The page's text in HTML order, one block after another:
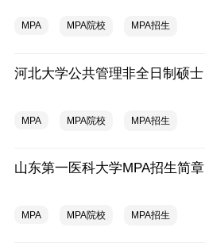
MPA MPA院校 MPA招生
MPA MPA院校 MPA招生
山东第一医科大学MPA招生简章
MPA MPA院校 MPA招生